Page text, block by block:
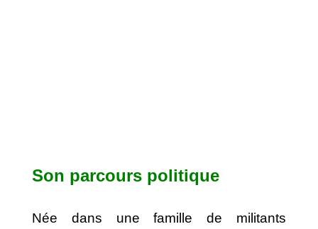
Son parcours politique
Née dans une famille de militants